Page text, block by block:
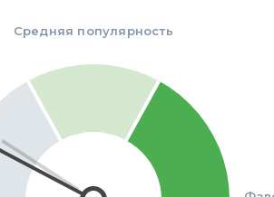
Средняя популярность